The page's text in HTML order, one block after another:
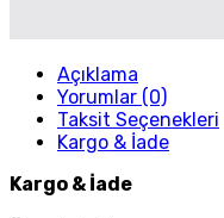
Açıklama
Yorumlar (0)
Taksit Seçenekleri
Kargo & İade
Kargo & İade